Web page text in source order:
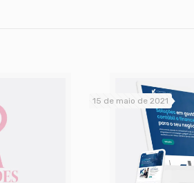
15 de maio de 2021